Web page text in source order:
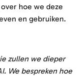
hoe we deze
en gebruiken.
zullen we dieper
We bespreken hoe